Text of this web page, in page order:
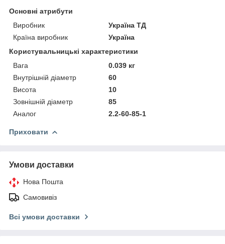
Основні атрибути
Виробник
Україна ТД
Країна виробник
Україна
Користувальницькі характеристики
Вага
0.039 кг
Внутрішній діаметр
60
Висота
10
Зовнішній діаметр
85
Аналог
2.2-60-85-1
Приховати
Умови доставки
Нова Пошта
Самовивіз
Всі умови доставки